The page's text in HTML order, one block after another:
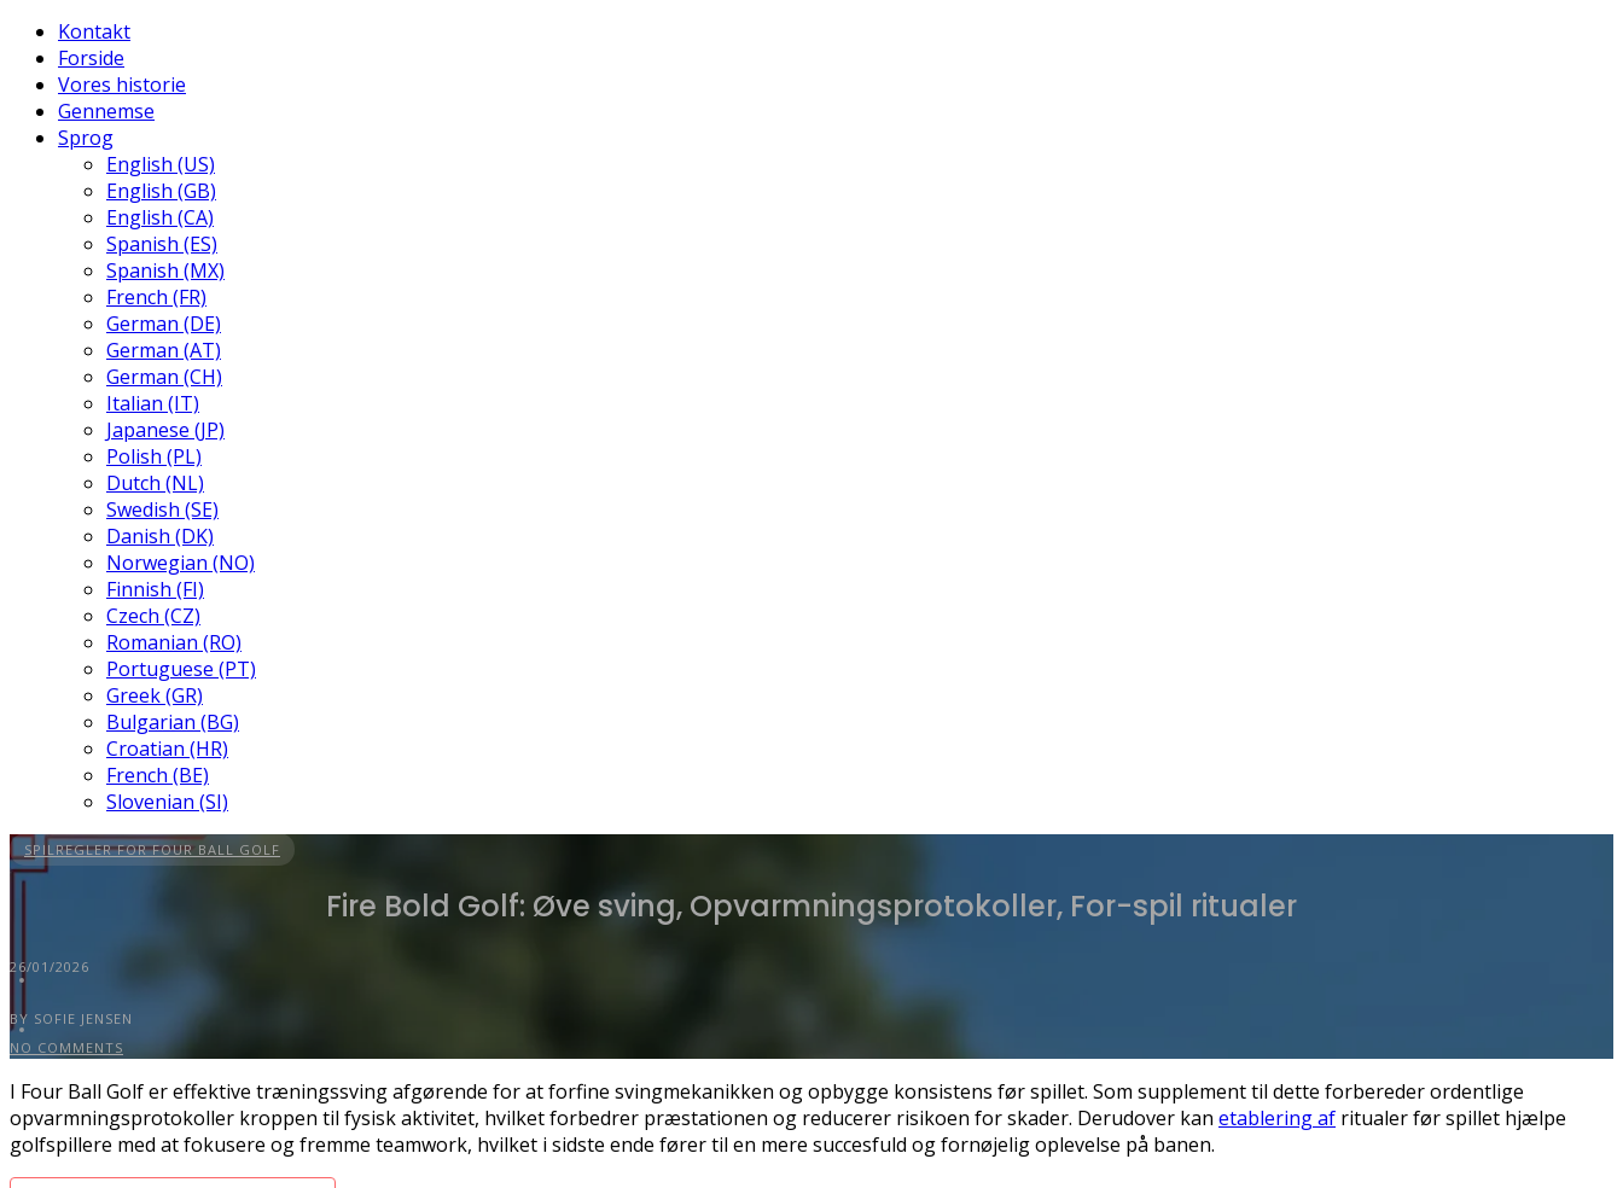
Kontakt
Forside
Vores historie
Gennemse
Sprog
English (US)
English (GB)
English (CA)
Spanish (ES)
Spanish (MX)
French (FR)
German (DE)
German (AT)
German (CH)
Italian (IT)
Japanese (JP)
Polish (PL)
Dutch (NL)
Swedish (SE)
Danish (DK)
Norwegian (NO)
Finnish (FI)
Czech (CZ)
Romanian (RO)
Portuguese (PT)
Greek (GR)
Bulgarian (BG)
Croatian (HR)
French (BE)
Slovenian (SI)
SPILREGLER FOR FOUR BALL GOLF
Fire Bold Golf: Øve sving, Opvarmningsprotokoller, For-spil ritualer
26/01/2026
BY SOFIE JENSEN
NO COMMENTS
I Four Ball Golf er effektive træningssving afgørende for at forfine svingmekanikken og opbygge konsistens før spillet. Som supplement til dette forbereder ordentlige
opvarmningsprotokoller kroppen til fysisk aktivitet, hvilket forbedrer præstationen og reducerer risikoen for skader. Derudover kan etablering af ritualer før spillet hjælpe
golfspillere med at fokusere og fremme teamwork, hvilket i sidste ende fører til en mere succesfuld og fornøjelig oplevelse på banen.